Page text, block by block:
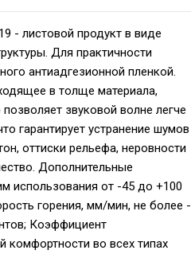
- листовой продукт в виде
Для практичности
антиадгезионной пленкой.
в толще материала,
звуковой волне легче
гарантирует устранение шумов
оттиски рельефа, неровности
Дополнительные
использования от -45 до +100
горения, мм/мин, не более -
Коэффициент
комфортности во всех типах